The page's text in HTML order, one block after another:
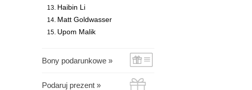
Haibin Li
Matt Goldwasser
Upom Malik
Bony podarunkowe »
Podaruj prezent »